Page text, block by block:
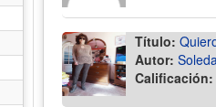
Título:
Autor:
Calificación: